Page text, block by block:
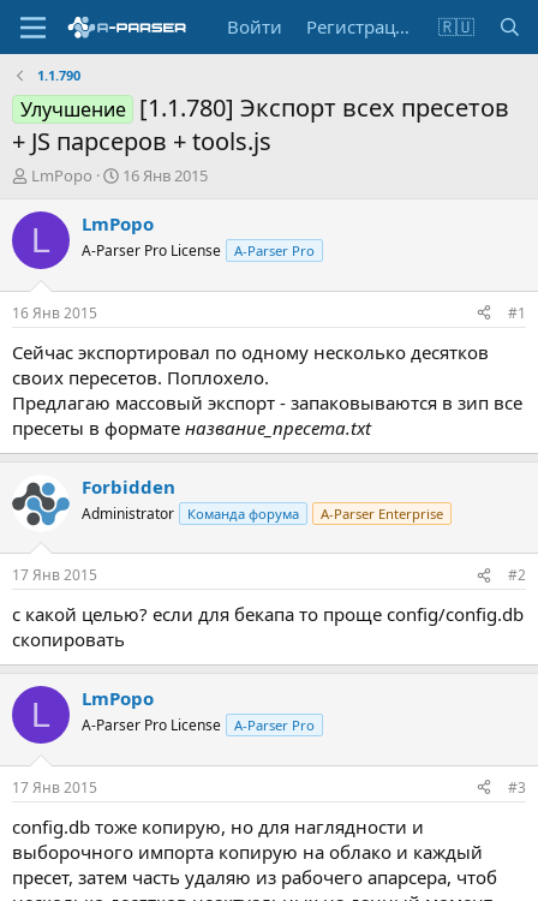
Войти Регистрация 🇷🇺
1.1.790
Улучшение [1.1.780] Экспорт всех пресетов
+ JS парсеров + tools.js
А
т
т
е
м
ы
LmPopo
Д
т
н
а
л
а
16 Янв 2015
L LmPopo
A-Parser Pro License A-Parser Pro
16 Янв 2015 #1
Сейчас экспортировал по одному несколько десятков
своих пересетов. Поплохело.
Предлагаю массовый экспорт - запаковываются в зип все
пресеты в формате название_пресета.txt
Forbidden
Administrator Команда форума A-Parser Enterprise
17 Янв 2015 #2
с какой целью? если для бекапа то проще config/config.db
скопировать
L LmPopo
A-Parser Pro License A-Parser Pro
17 Янв 2015 #3
config.db тоже копирую, но для наглядности и
выборочного импорта копирую на облако и каждый
пресет, затем часть удаляю из рабочего апарсера, чтоб